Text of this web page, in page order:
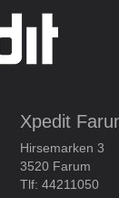
Xpedit
Hirsemarken 3
3520 Farum
Tlf: 44211050